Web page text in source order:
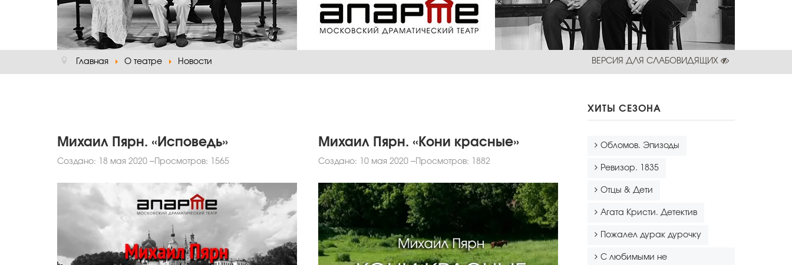
Главная О театре Новости ВЕРСИЯ ДЛЯ СЛАБОВИДЯЩИХ
Михаил Пярн. «Исповедь»
Создано: 18 мая 2020 Просмотров: 1565
Михаил Пярн. «Кони красные»
Создано: 10 мая 2020 Просмотров: 1882
ХИТЫ СЕЗОНА
Обломов. Эпизоды
Ревизор. 1835
Отцы & Дети
Агата Кристи. Детектив
Пожалел дурак дурочку
С любимыми не